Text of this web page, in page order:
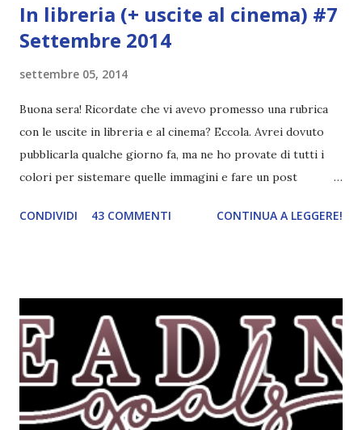
In libreria (+ uscite al cinema) #7
Settembre 2014
settembre 05, 2014
Buona sera! Ricordate che vi avevo promesso una rubrica
con le uscite in libreria e al cinema? Eccola. Avrei dovuto
pubblicarla qualche giorno fa, ma ne ho provate di tutti i
colori per sistemare quelle immagini e fare un post
leggere la trama cliccate sulla copertina. Vi ho segnalato
riguarda i suoi romanzi thriller. Per il momento sono
troppo fissata con questo genere ma ho letto pochi libri
thriller e vorrei davvero iniziarne qualcuno. Attraverso il
fuoco - Josephine Angeline \\ 19 settembre. Qualsiasi
libro cita anche soltanto "Salem" deve essere
assolutamente mio. Sono affascinata dalla storia delle
CONDIVIDI 43 COMMENTI CONTINUA A LEGGERE!